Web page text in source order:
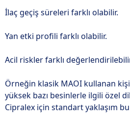
İlaç geçiş süreleri farklı olabilir.
Yan etki profili farklı olabilir.
Acil riskler farklı
Örneğin klasik MAOI kullanan
yüksek bazı besinlerle ilgili özel
Cipralex için standart yaklaşım